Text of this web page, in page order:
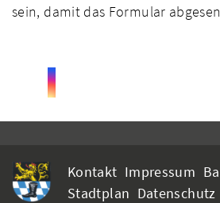
sein, damit das Formular
Kontakt Impressum
Stadtplan Datenschutz